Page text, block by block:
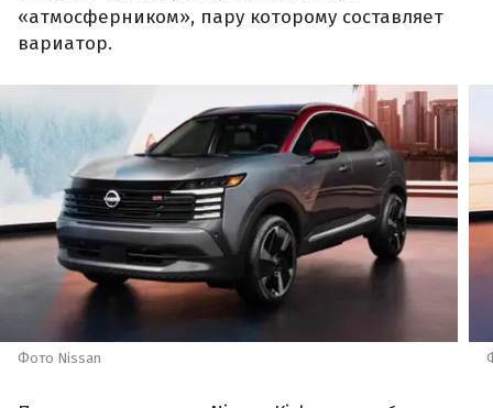
«атмосферником», пару которому составляет
вариатор.
Фото Nissan